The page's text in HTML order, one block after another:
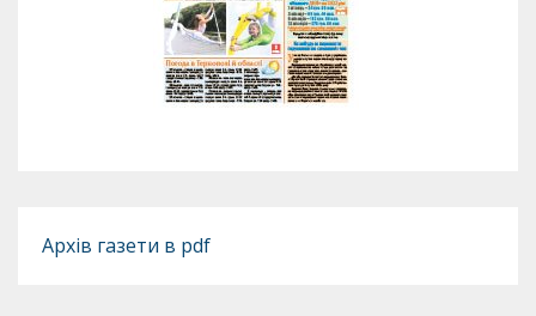
Архів газети в pdf